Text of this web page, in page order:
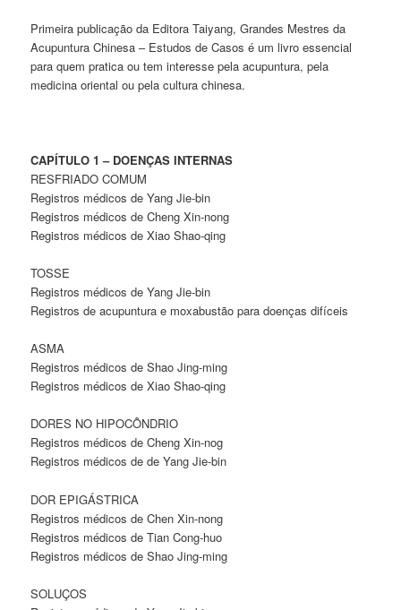
Primeira publicação da Editora Taiyang, Grandes Mestres da
Acupuntura Chinesa – Estudos de Casos é um livro essencial
para quem pratica ou tem interesse pela acupuntura, pela
medicina oriental ou pela cultura chinesa.
CAPÍTULO 1 – DOENÇAS INTERNAS
RESFRIADO COMUM
Registros médicos de Yang Jie-bin
Registros médicos de Cheng Xin-nong
Registros médicos de Xiao Shao-qing
TOSSE
Registros médicos de Yang Jie-bin
Registros de acupuntura e moxabustão para doenças difíceis
ASMA
Registros médicos de Shao Jing-ming
Registros médicos de Xiao Shao-qing
DORES NO HIPOCÔNDRIO
Registros médicos de Cheng Xin-nog
Registros médicos de de Yang Jie-bin
DOR EPIGÁSTRICA
Registros médicos de Chen Xin-nong
Registros médicos de Tian Cong-huo
Registros médicos de Shao Jing-ming
SOLUÇOS